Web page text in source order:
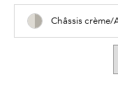
Châssis crème/